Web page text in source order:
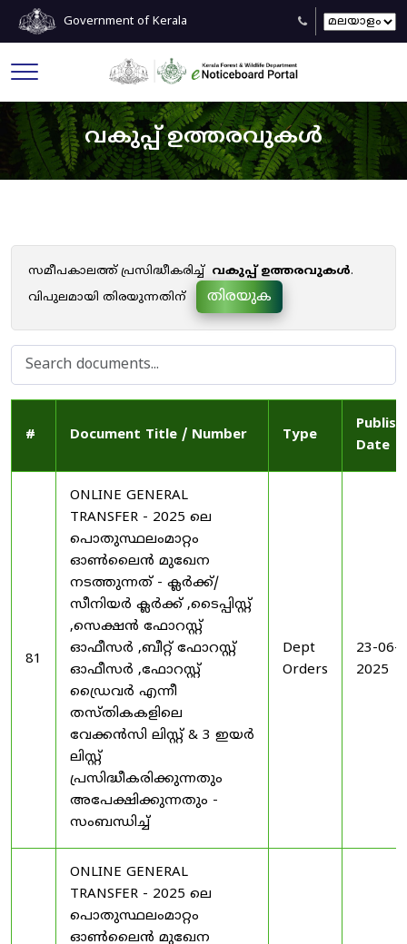
Government of Kerala
വകുപ്പ് ഉത്തരവുകൾ
സമീപകാലത്ത് പ്രസിദ്ധീകരിച്ച് വകുപ്പ് ഉത്തരവുകൾ.
വിപുലമായി തിരയുന്നതിന്
തിരയുക
# Document Title / Number Type
Date
81
ONLINE GENERAL
TRANSFER - 2025 ലെ
പൊതുസ്ഥലംമാറ്റം
ഓൺലൈൻ മുഖേന
നടത്തുന്നത് - ക്ലർക്ക്/
സീനിയർ ക്ലർക്ക് ,ടൈപ്പിസ്റ്റ്
,സെക്ഷൻ ഫോറസ്റ്റ്
ഓഫീസർ ,ബീറ്റ് ഫോറസ്റ്റ്
ഓഫീസർ ,ഫോറസ്റ്റ്
ഡ്രൈവർ എന്നീ
തസ്തികകളിലെ
വേക്കൻസി ലിസ്റ്റ് & 3 ഇയർ
ലിസ്റ്റ്
പ്രസിദ്ധീകരിക്കുന്നതും
അപേക്ഷിക്കുന്നതും -
സംബന്ധിച്ച്
Dept
Orders
23-06-
2025
ONLINE GENERAL
TRANSFER - 2025 ലെ
പൊതുസ്ഥലംമാറ്റം
ഓൺലൈൻ മുഖേന